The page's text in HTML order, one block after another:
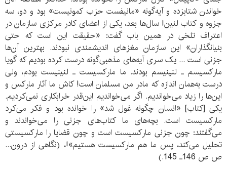
خواندن شتابزده و آیه‌گونه «مانیفست حزب کمونیست» بود و دو، سه
جزوه و کتاب لنین! سال‌ها بعد، یکی از اعضای کادر مرکزی سازمان در
اعتراف تلخی در همین باب گفت: «حقیقت این است که حتی
بنیانگذاران» این سازمان مغزهای اندیشمندی نبودند. بهترین آن‌ها
جزنی است ... یک سری آیه‌های مذهبی‌گونه درست کرده بودیم که گویا
مارکسیسم ـ لنینیسم بودند. ما مارکسیست ـ لنینیست بودم، ولی
درست به‌همان اندازه که مادر من مسلمان است! کاش ما آثار مارکس و
این‌ها را زیاد می‌خواندیم. اگر می‌خواندیم این‌قدر خرابکاری نمی‌کردیم.
یکی [کتاب] «انسان چگونه غول شد» را خوانده بود و فکر می‌کرد
مارکسیست است. بچه‌های ما کتاب‌های جزنی را می‌خواندند و
می‌گفتند: چون جزنی مارکسیست است و چون قضایا را مارکسیستی
تحلیل می‌کند، پس ما هم مارکسیست هستیم»!، (نگاهی از درون...
ص ص 146ـ 145.)